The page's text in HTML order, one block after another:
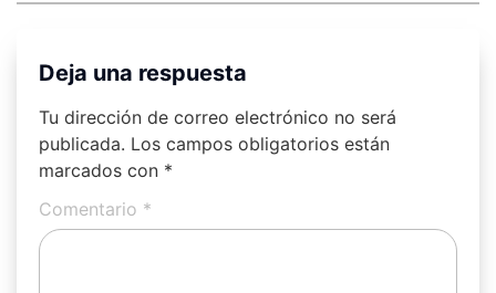
Deja una respuesta
Tu dirección de correo electrónico no será
publicada. Los campos obligatorios están
marcados con *
Comentario *